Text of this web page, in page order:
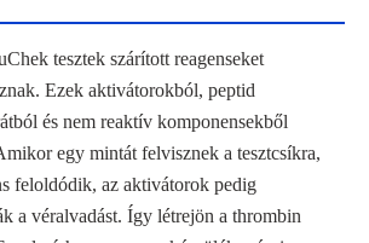
tesztek szárított reagenseket
Ezek aktivátorokból, peptid
és nem reaktív komponensekből
egy mintát felvisznek a tesztcsíkra,
feloldódik, az aktivátorok pedig
a véralvadást. Így létrejön a thrombin